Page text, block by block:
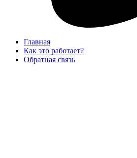
Главная
Как это работает?
Обратная связь